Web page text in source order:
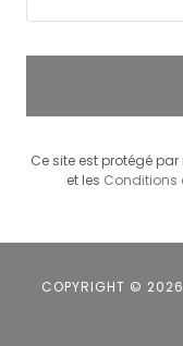
Ce site est protégé par
et les Conditions
COPYRIGHT ©